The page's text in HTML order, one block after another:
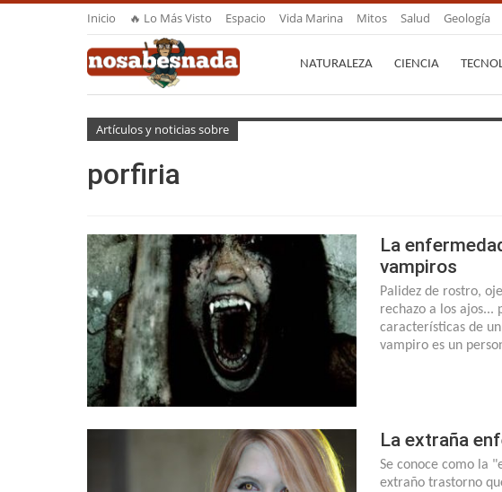
Inicio 🔥 Lo Más Visto Espacio Vida Marina Mitos Salud Geología
NATURALEZA CIENCIA
Artículos y noticias sobre
porfiria
La
vampiros
Palidez de rostro,
rechazo a los ajos...
características de
vampiro es un
La extraña
Se conoce como la
extraño trastorno